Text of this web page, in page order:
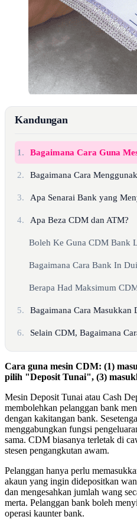
Kandungan
1. Bagaimana Cara Guna
2. Bagaimana Cara
3. Apa Senarai Bank yang
4. Apa Beza CDM dan ATM?
Boleh Ke Guna CDM Bank
Bagaimana Cara Bank In
Berapa Had Maksimum
5. Bagaimana Cara Masukkan
6. Selain CDM, Bagaimana
Cara guna mesin CDM: (1)
pilih "Deposit Tunai", (3)
Mesin Deposit Tunai atau Cash
membolehkan pelanggan bank
dengan kakitangan bank.
menggabungkan fungsi
sama. CDM biasanya terletak di
stesen pengangkutan awam.
Pelanggan hanya perlu
akaun yang ingin didepositkan
dan mengesahkan jumlah wang
merta. Pelanggan bank boleh
operasi kaunter bank.